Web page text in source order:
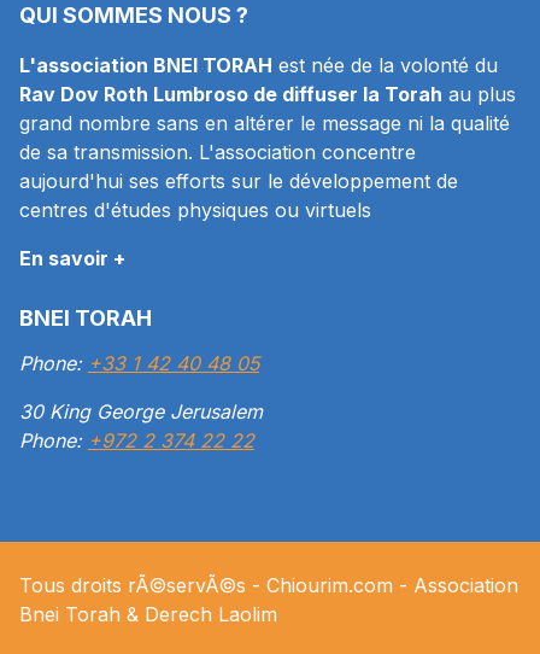
QUI SOMMES NOUS ?
L'association BNEI TORAH est née de la volonté du
Rav Dov Roth Lumbroso de diffuser la Torah au plus
grand nombre sans en altérer le message ni la qualité
de sa transmission. L'association concentre
aujourd'hui ses efforts sur le développement de
centres d'études physiques ou virtuels
En savoir +
BNEI TORAH
Phone: +33 1 42 40 48 05
30 King George Jerusalem
Phone: +972 2 374 22 22
Tous droits rÃ©servÃ©s - Chiourim.com - Association
Bnei Torah & Derech Laolim